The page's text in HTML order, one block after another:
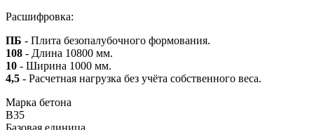
Расшифровка:
ПБ - Плита безопалубочного формования.
108 - Длина 10800 мм.
10 - Ширина 1000 мм.
4,5 - Расчетная нагрузка без учёта собственного веса.
Марка бетона
B35